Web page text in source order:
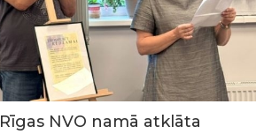
Rīgas NVO namā atklāta